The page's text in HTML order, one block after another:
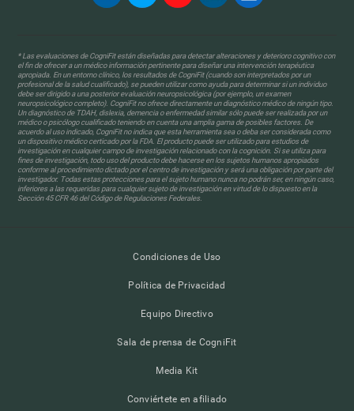
* Las evaluaciones de CogniFit están diseñadas para detectar alteraciones y deterioro cognitivo con
el fin de ofrecer a un médico información pertinente para diseñar una intervención terapéutica
apropiada. En un entorno clínico, los resultados de CogniFit (cuando son interpretados por un
profesional de la salud cualificado), se pueden utilizar como ayuda para determinar si un individuo
debe ser dirigido a una posterior evaluación neuropsicológica (por ejemplo, un examen
neuropsicológico completo). CogniFit no ofrece directamente un diagnóstico médico de ningún tipo.
Un diagnóstico de TDAH, dislexia, demencia o enfermedad similar sólo puede ser realizada por un
médico o psicólogo cualificado teniendo en cuenta una amplia gama de posibles factores. De
acuerdo al uso indicado, CogniFit no indica que esta herramienta sea o deba ser considerada como
un dispositivo médico certicado por la FDA. El producto puede ser utilizado para estudios de
investigación en cualquier campo de investigación relacionado con la cognición. Si se utiliza para
fines de investigación, todo uso del producto debe hacerse en los sujetos humanos apropiados
conforme al procedimiento dictado por el centro de investigación y será una obligación por parte del
investigador. Todas estas protecciones para el sujeto humano nunca no podrán ser, en ningún caso,
inferiores a las requeridas para cualquier sujeto de investigación en virtud de lo dispuesto en la
Sección 45 CFR 46 del Código de Regulaciones Federales.
Condiciones de Uso
Política de Privacidad
Equipo Directivo
Sala de prensa de CogniFit
Media Kit
Conviértete en afiliado